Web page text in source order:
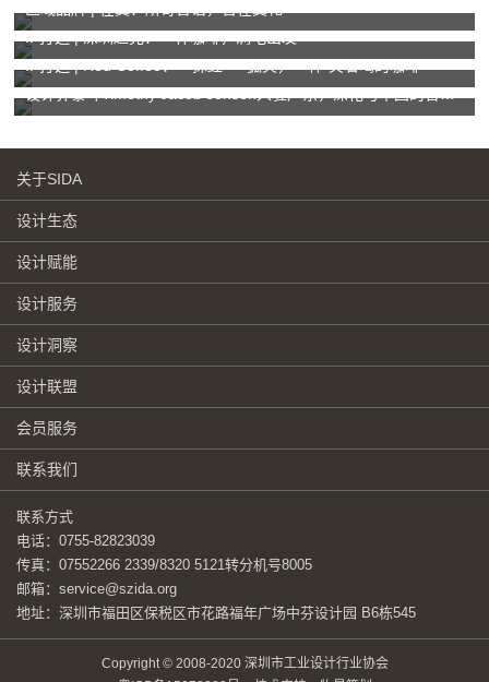
关于SIDA
设计生态
设计赋能
设计服务
设计洞察
设计联盟
会员服务
联系我们
联系方式
电话：0755-82823039
传真：07552266 2339/8320 5121转分机号8005
邮箱：service@szida.org
地址：深圳市福田区保税区市花路福年广场中芬设计园 B6栋545
Copyright © 2008-2020 深圳市工业设计行业协会